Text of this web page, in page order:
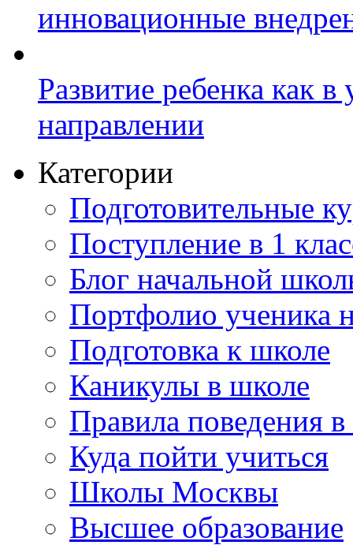
инновационные
Развитие ребенка как
направлении
Категории
Подготовительные
Поступление в 1
Блог начальной
Портфолио ученика
Подготовка к школе
Каникулы в школе
Правила поведения
Куда пойти учиться
Школы Москвы
Высшее образование